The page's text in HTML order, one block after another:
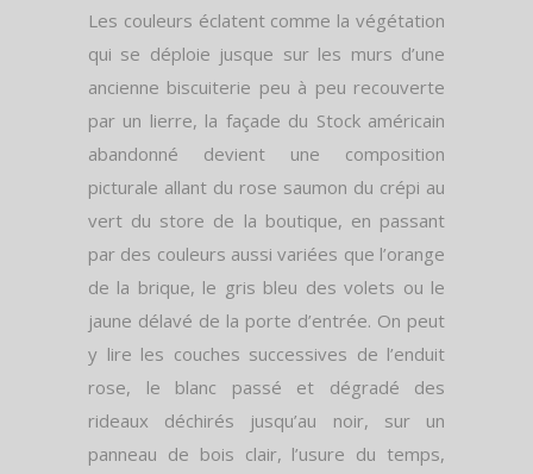
Les couleurs éclatent comme la végétation
qui se déploie jusque sur les murs d’une
ancienne biscuiterie peu à peu recouverte
par un lierre, la façade du Stock améric­ain
abandonné devient une composition
picturale allant du rose saumon du crépi au
vert du store de la boutique, en passant
par des couleurs aussi variées que l’orange
de la brique, le gris bleu des volets ou le
jaune délavé de la porte d’entrée. On peut
y lire les couches successives de l’enduit
rose, le blanc passé et dégradé des
rideaux déchirés jusqu’au noir, sur un
panneau de bois clair, l’usure du temps,